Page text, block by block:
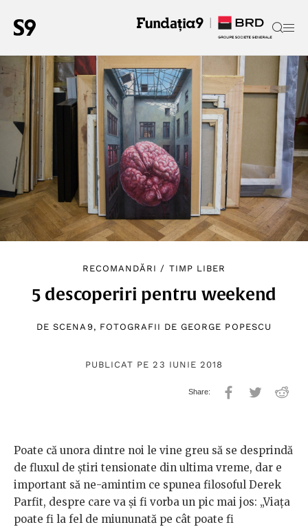
RECOMANDĂRI / TIMP LIBER
5 descoperiri pentru weekend
DESCENA9, FOTOGRAFII DE GEORGE POPESCU
PUBLICAT PE 23 IUNIE 2018
Poate că unora dintre noi le vine greu să se desprindă
de fluxul de știri tensionate din ultima vreme, dar e
important să ne-amintim ce spunea filosoful Derek
Parfit, despre care va și fi vorba un pic mai jos: „Viața
poate fi la fel de miununată pe cât poate fi